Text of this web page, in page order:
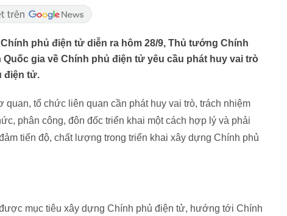
phủ điện tử diễn ra hôm 28/9, Thủ tướng Chính
gia về Chính phủ điện tử yêu cầu phát huy vai trò
điện tử.
tổ chức liên quan cần phát huy vai trò, trách nhiệm
phân công, đôn đốc triển khai một cách hợp lý và phải
tiến độ, chất lượng trong triển khai xây dựng Chính phủ
mục tiêu xây dựng Chính phủ điện tử, hướng tới Chính